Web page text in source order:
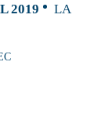
2019
LA